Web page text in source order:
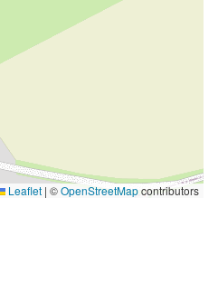
Leaflet | ©OpenStreetMapcontributors